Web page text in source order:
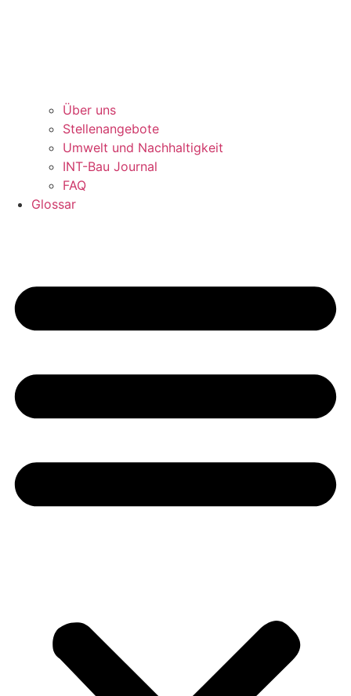
Über uns
Stellenangebote
Umwelt und Nachhaltigkeit
INT-Bau Journal
FAQ
Glossar